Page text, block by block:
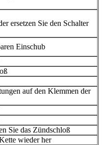
ersetzen Sie den Schalter
Einschub
auf den Klemmen der
Sie das Zündschloß
wieder her